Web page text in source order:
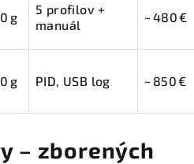
g
5 profilov +
manuál
~ 480 €
g PID, USB log ~ 850 €
– zborených